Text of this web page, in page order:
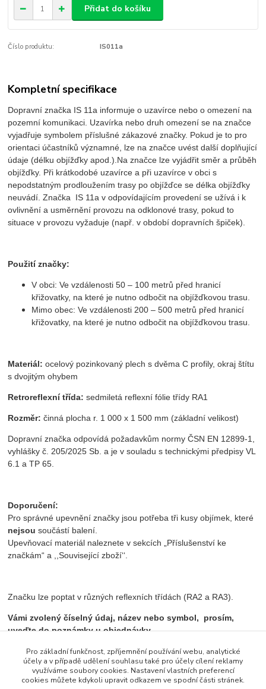
Přidat do košíku
Číslo produktu: IS011a
Kompletní specifikace
Dopravní značka IS 11a informuje o uzavírce nebo o omezení na
pozemní komunikaci. Uzavírka nebo druh omezení se na značce
vyjadřuje symbolem příslušné zákazové značky. Pokud je to pro
orientaci účastníků významné, lze na značce uvést další doplňující
údaje (délku objížďky apod.). Na značce lze vyjádřit směr a průběh
objížďky. Při krátkodobé uzavírce a při uzavírce v obci s
nepodstatným prodloužením trasy po objížďce se délka objížďky
neuvádí. Značka IS 11a v odpovídajícím provedení se užívá i k
ovlivnění a usměrnění provozu na odklonové trasy, pokud to
situace v provozu vyžaduje (např. v období dopravních špiček).
Použití značky:
V obci: Ve vzdálenosti 50 – 100 metrů před hranicí
křižovatky, na které je nutno odbočit na objížďkovou trasu.
Mimo obec: Ve vzdálenosti 200 – 500 metrů před hranicí
křižovatky, na které je nutno odbočit na objížďkovou trasu.
Materiál: ocelový pozinkovaný plech s dvěma C profily, okraj štítu
s dvojitým ohybem
Retroreflexní třída: sedmiletá reflexní fólie třídy RA1
Rozměr: činná plocha r. 1 000 x 1 500 mm (základní velikost)
Dopravní značka odpovídá požadavkům normy ČSN EN 12899-1,
vyhlášky č. 205/2025 Sb. a je v souladu s technickými předpisy VL
6.1 a TP 65.
Doporučení:
Pro správné upevnění značky jsou potřeba tři kusy objímek, které
nejsou součástí balení.
Upevňovací materiál naleznete v sekcích „Příslušenství ke
značkám“ a ,,Související zboží‘‘.
Značku lze poptat v různých reflexních třídách (RA2 a RA3).
Vámi zvolený číselný údaj, název nebo symbol, prosím,
uveďte do poznámky u objednávky.
Zboží zařazeno v kategoriích
Pro základní funkčnost, zpříjemnění používání webu, analytické
účely a v případě udělení souhlasu také pro účely cílení reklamy
využíváme soubory cookies. Nastavení vlastních preferencí
cookies můžete kdykoli upravit odkazem ve spodní části stránek.